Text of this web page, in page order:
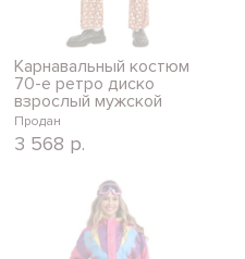
Карнавальный костюм
70-е ретро диско
взрослый мужской
Продан
3 568 р.